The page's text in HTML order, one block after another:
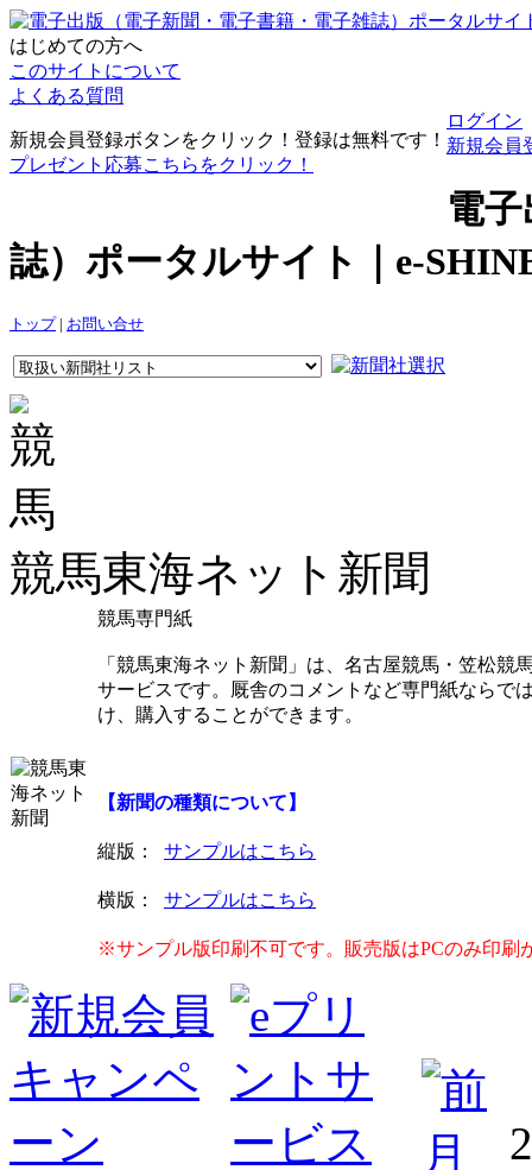
はじめての方へ
このサイトについて
よくある質問
新規会員登録ボタンをクリック！登録は無料です！
プレゼント応募こちらをクリック！
ログイン
新規会員
電
誌）ポータルサイト｜e-
トップ| お問い合せ
競馬東海ネット新聞
競馬専門紙
「競馬東海ネット新聞」は、名古屋競馬・笠松
サービスです。厩舎のコメントなど専門紙ならで
け、購入することができます。
【新聞の種類について】
縦版 ： サンプルはこちら
横版 ： サンプルはこちら
※サンプル版印刷不可です。販売版はPCのみ印刷